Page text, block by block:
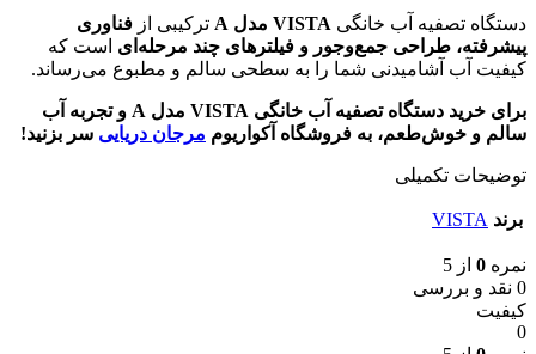
دستگاه تصفیه آب خانگی VISTA مدل A ترکیبی از فناوری
پیشرفته، طراحی جمع‌وجور و فیلترهای چند مرحله‌ای است که
کیفیت آب آشامیدنی شما را به سطحی سالم و مطبوع می‌رساند.
برای خرید دستگاه تصفیه آب خانگی VISTA مدل A و تجربه آب
سالم و خوش‌طعم، به فروشگاه آکواریوم مرجان دریایی سر بزنید!
توضیحات تکمیلی
برند VISTA
نمره 0 از 5
0 نقد و بررسی
کیفیت
0